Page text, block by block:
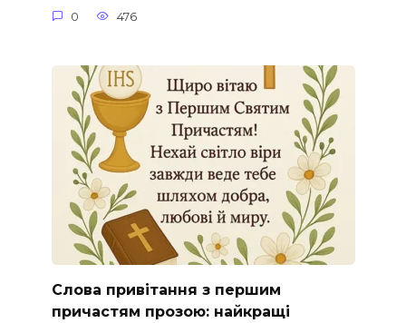
0 476
Слова привітання з першим
причастям прозою: найкращі